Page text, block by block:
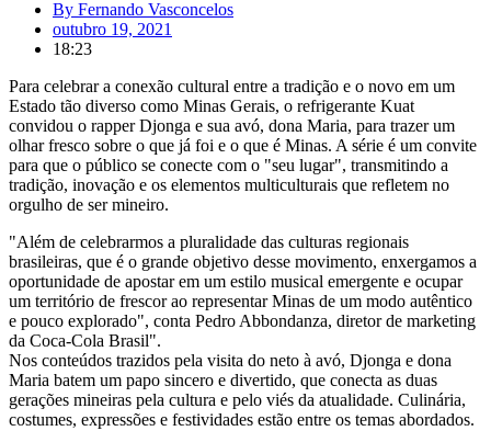
By Fernando Vasconcelos
outubro 19, 2021
18:23
Para celebrar a conexão cultural entre a tradição e o novo em um
Estado tão diverso como Minas Gerais, o refrigerante Kuat
convidou o rapper Djonga e sua avó, dona Maria, para trazer um
olhar fresco sobre o que já foi e o que é Minas. A série é um convite
para que o público se conecte com o "seu lugar", transmitindo a
tradição, inovação e os elementos multiculturais que refletem no
orgulho de ser mineiro.
"Além de celebrarmos a pluralidade das culturas regionais
brasileiras, que é o grande objetivo desse movimento, enxergamos a
oportunidade de apostar em um estilo musical emergente e ocupar
um território de frescor ao representar Minas de um modo autêntico
e pouco explorado", conta Pedro Abbondanza, diretor de marketing
da Coca-Cola Brasil".
Nos conteúdos trazidos pela visita do neto à avó, Djonga e dona
Maria batem um papo sincero e divertido, que conecta as duas
gerações mineiras pela cultura e pelo viés da atualidade. Culinária,
costumes, expressões e festividades estão entre os temas abordados.